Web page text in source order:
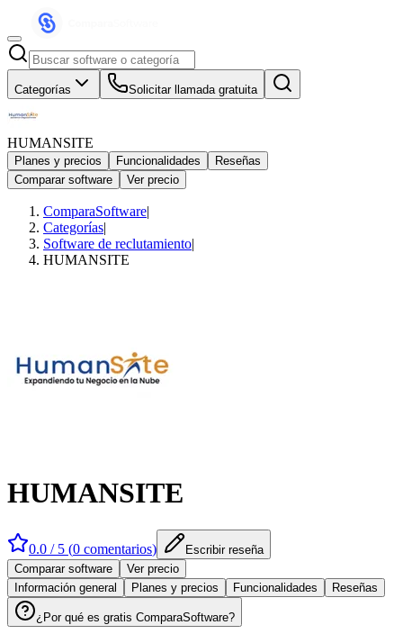
Categorías Solicitar llamada gratuita
HUMANSITE
Planes y precios Funcionalidades
Reseñas
Comparar software
Ver precio
ComparaSoftware|
Categorías|
Software de reclutamiento|
HUMANSITE
HUMANSITE
0.0 / 5 (0 comentarios)
Escribir reseña
Comparar software
Ver precio
Información general
Planes y precios Funcionalidades Reseñas
¿Por qué es gratis ComparaSoftware?